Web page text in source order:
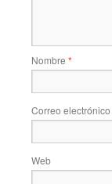
Nombre *
Correo electrónico
Web